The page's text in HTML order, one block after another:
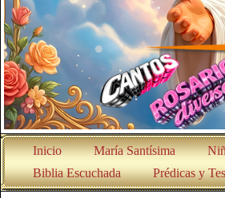
Inicio María Santísima
Biblia Escuchada
Prédicas y